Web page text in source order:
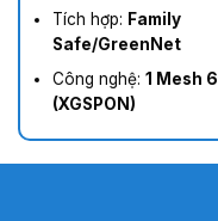
Tích hợp: Family
Safe/GreenNet
Công nghệ:1 Mesh 6
(XGSPON)